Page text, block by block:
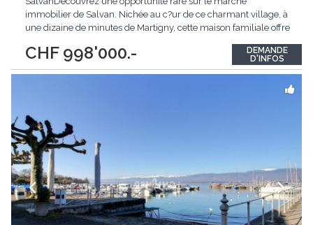
CHF 998'000.-
immobilier de Salvan. Nichée au c?ur de ce charmant village, à
une dizaine de minutes de Martigny, cette maison familiale offre
propriété se compose de deux appartements spacieux, chacun
accessible par des entrées indépendantes...
DEMANDE
D'INFOS